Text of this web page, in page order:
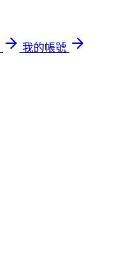
我的帳號